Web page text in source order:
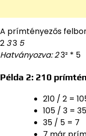
A prímtényezős
2 33 5
Hatványozva: 23² * 5
Példa 2: 210
210 / 2 =
105 / 3 = 35
35 / 5 = 7